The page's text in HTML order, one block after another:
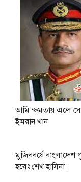
আমি ক্ষমতায় এলে
ইমরান খান
মুজিববর্ষে বাংলাদেশ
হবেঃ শেখ হাসিনা।